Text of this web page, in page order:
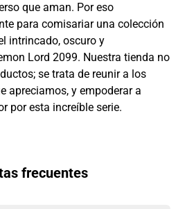
que aman. Por eso
para comisariar una colección
intrincado, oscuro y
Lord 2099. Nuestra tienda no
se trata de reunir a los
apreciamos, y empoderar a
por esta increíble serie.
frecuentes